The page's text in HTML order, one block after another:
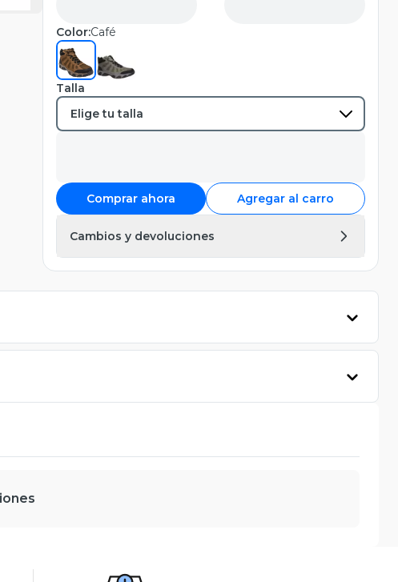
Color:Café
Talla
Comprar ahora Agregar al carro
Cambios y devoluciones